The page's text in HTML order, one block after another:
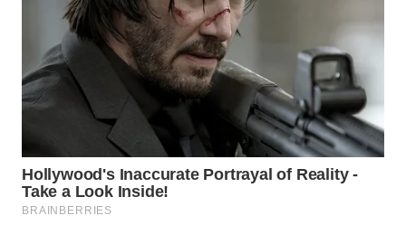
Group
WAHANA
WAHANA
TANI